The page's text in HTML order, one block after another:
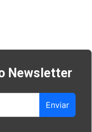
Newsletter
Enviar